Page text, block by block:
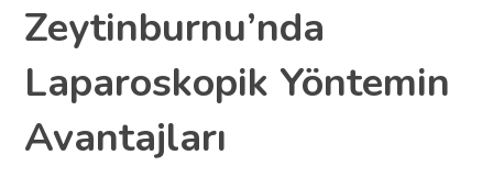
Zeytinburnu’nda
Laparoskopik Yöntemin
Avantajları